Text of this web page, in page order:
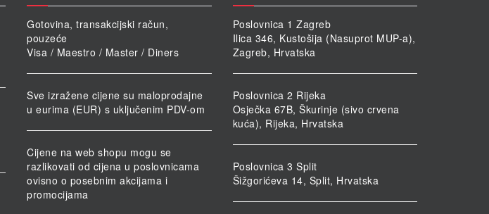
Gotovina, transakcijski račun,
pouzeće
Visa / Maestro / Master / Diners
Sve izražene cijene su maloprodajne
u eurima (EUR) s uključenim PDV-om
Cijene na web shopu mogu se
razlikovati od cijena u poslovnicama
ovisno o posebnim akcijama i
promocijama
Poslovnica 1 Zagreb
Ilica 346, Kustošija (Nasuprot MUP-a),
Zagreb, Hrvatska
Poslovnica 2 Rijeka
Osječka 67B, Škurinje (sivo crvena
kuća), Rijeka, Hrvatska
Poslovnica 3 Split
Šižgorićeva 14, Split, Hrvatska